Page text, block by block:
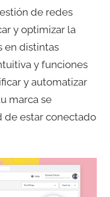
de redes
y optimizar la
en distintas
y funciones
y automatizar
marca se
de estar conectado